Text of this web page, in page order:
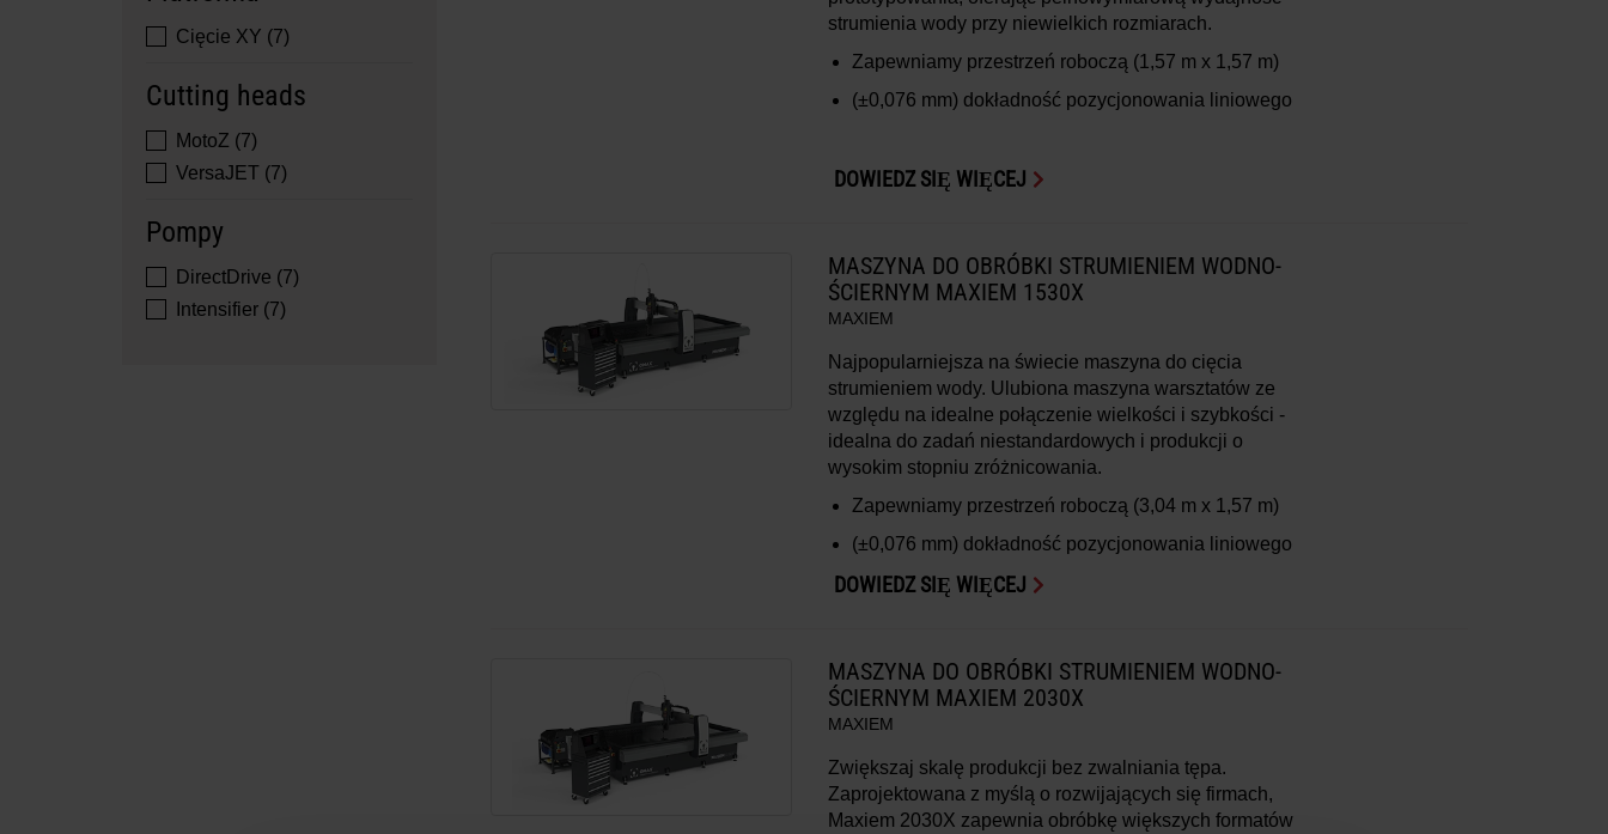
strumienia wody przy niewielkich rozmiarach.
Zapewniamy przestrzeń roboczą (1,57 m x 1,57 m)
(±0,076 mm) dokładność pozycjonowania liniowego
DOWIEDZ SIĘ WIĘCEJ
MASZYNA DO OBRÓBKI STRUMIENIEM WODNO-
ŚCIERNYM MAXIEM 1530X
MAXIEM
Najpopularniejsza na świecie maszyna do cięcia
strumieniem wody. Ulubiona maszyna warsztatów ze
względu na idealne połączenie wielkości i szybkości -
idealna do zadań niestandardowych i produkcji o
wysokim stopniu zróżnicowania.
Zapewniamy przestrzeń roboczą (3,04 m x 1,57 m)
(±0,076 mm) dokładność pozycjonowania liniowego
DOWIEDZ SIĘ WIĘCEJ
MASZYNA DO OBRÓBKI STRUMIENIEM WODNO-
ŚCIERNYM MAXIEM 2030X
MAXIEM
Zwiększaj skalę produkcji bez zwalniania tępa.
Zaprojektowana z myślą o rozwijających się firmach,
Maxiem 2030X zapewnia obróbkę większych formatów
Cięcie XY (7)
Cutting heads
MotoZ (7)
VersaJET (7)
Pompy
DirectDrive (7)
Intensifier (7)